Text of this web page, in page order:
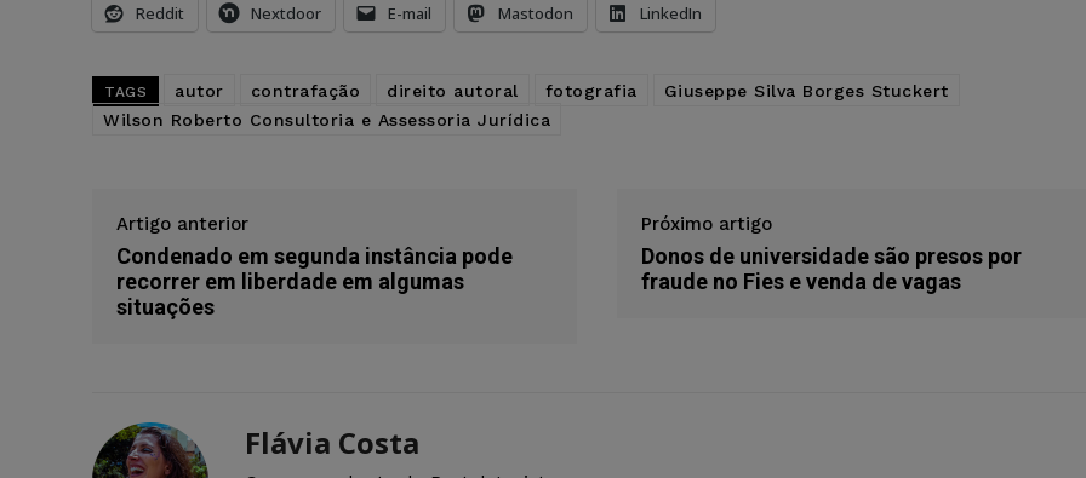
Reddit Nextdoor E-mail Mastodon LinkedIn
TAGS autor contrafação direito autoral fotografia
Giuseppe Silva Borges Stuckert
Wilson Roberto Consultoria e Assessoria Jurídica
Artigo anterior
Condenado em segunda instância pode
recorrer em liberdade em algumas
situações
Próximo artigo
Donos de universidade são presos por
fraude no Fies e venda de vagas
Flávia Costa